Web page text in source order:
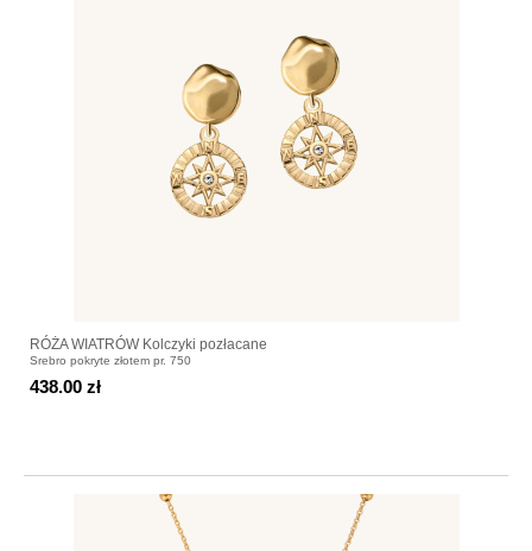
RÓŻA WIATRÓW Kolczyki pozłacane
Srebro pokryte złotem pr. 750
438.00 zł